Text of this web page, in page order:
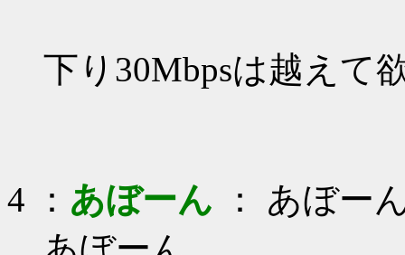
下り30Mbpsは越えて
4 ： あぼーん ： あぼー